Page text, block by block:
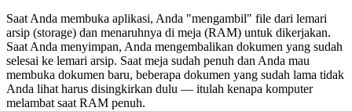
Saat Anda membuka aplikasi, Anda "mengambil" file dari lemari
arsip (storage) dan menaruhnya di meja (RAM) untuk dikerjakan.
Saat Anda menyimpan, Anda mengembalikan dokumen yang sudah
selesai ke lemari arsip. Saat meja sudah penuh dan Anda mau
membuka dokumen baru, beberapa dokumen yang sudah lama tidak
Anda lihat harus disingkirkan dulu — itulah kenapa komputer
melambat saat RAM penuh.